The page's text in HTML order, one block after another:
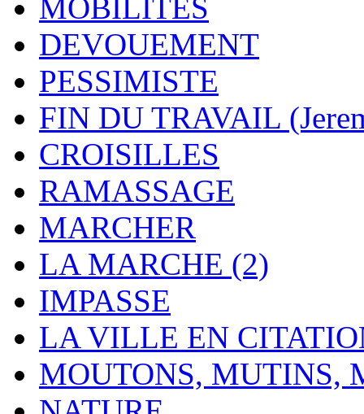
MOBILITES
DEVOUEMENT
PESSIMISTE
FIN DU TRAVAIL
CROISILLES
RAMASSAGE
MARCHER
LA MARCHE (2)
IMPASSE
LA VILLE EN
MOUTONS, MUTINS,